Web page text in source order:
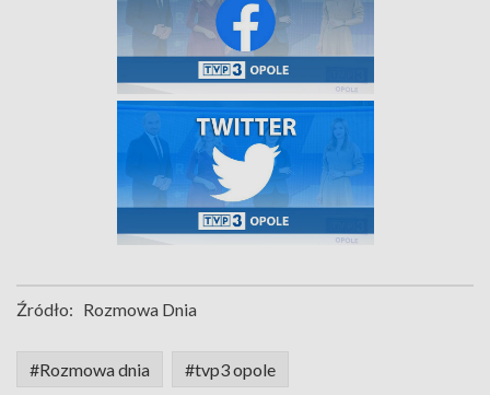
Źródło: Rozmowa Dnia
#Rozmowa dnia #tvp3 opole